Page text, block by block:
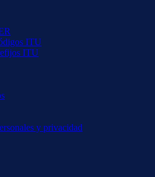
ITU
ITU
y privacidad